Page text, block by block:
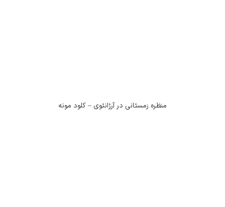
منظره زمستانی در آرژانتوی – کلود مونه